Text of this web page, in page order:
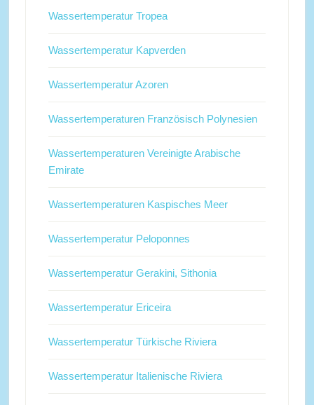
Wassertemperatur Tropea
Wassertemperatur Kapverden
Wassertemperatur Azoren
Wassertemperaturen Französisch Polynesien
Wassertemperaturen Vereinigte Arabische
Emirate
Wassertemperaturen Kaspisches Meer
Wassertemperatur Peloponnes
Wassertemperatur Gerakini, Sithonia
Wassertemperatur Ericeira
Wassertemperatur Türkische Riviera
Wassertemperatur Italienische Riviera